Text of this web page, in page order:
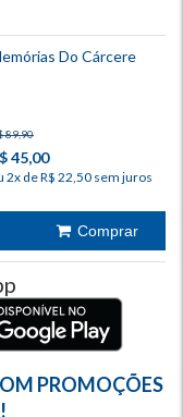
Do Cárcere
89,90
45,00
2x de R$ 22,50 sem juros
PROMOÇÕES